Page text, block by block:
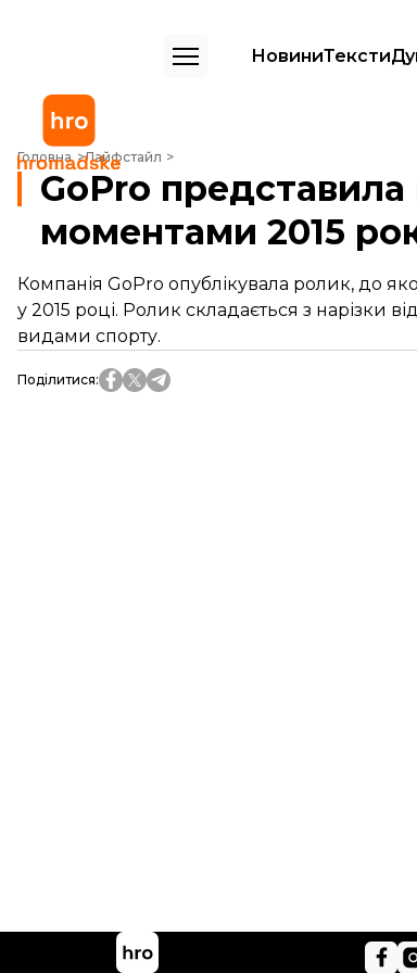
НовиниТексти
Головна Лайфстайл
GoPro представила відео з кращими моментами 2015 року
GoPro
моментами 2015
Компанія GoPro опублікувала ролик, до
у 2015 році. Ролик складається з нарізки
видами спорту.
Поділитися: